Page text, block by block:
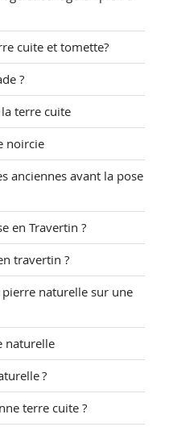
cuite et tomette?
?
terre cuite
noircie
anciennes avant la pose
en Travertin ?
travertin ?
naturelle sur une
naturelle
?
terre cuite ?